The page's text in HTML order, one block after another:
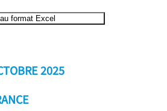
format Excel
2025